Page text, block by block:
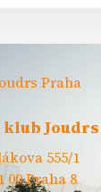
555/1
00 Praha 8